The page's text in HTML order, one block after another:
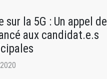
sur la 5G : Un appel de
aux candidat.e.s